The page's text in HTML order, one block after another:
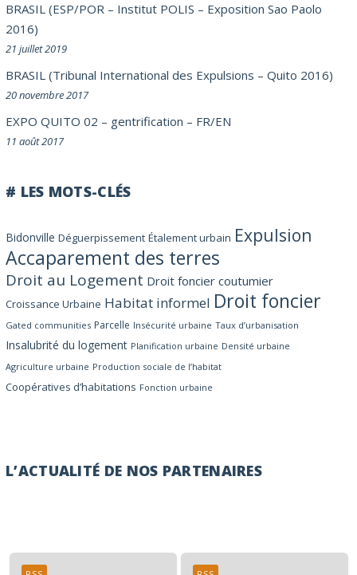
BRASIL (ESP/POR – Institut POLIS – Exposition Sao Paolo
2016)
21 juillet 2019
BRASIL (Tribunal International des Expulsions – Quito 2016)
20 novembre 2017
EXPO QUITO 02 – gentrification – FR/EN
11 août 2017
# LES MOTS-CLÉS
Bidonville Déguerpissement Étalement urbain Expulsion
Accaparement des terres
Droit au Logement Droit foncier coutumier
Croissance Urbaine Habitat informel Droit foncier
Gated communities Parcelle Insécurité urbaine Taux d’urbanisation
Insalubrité du logement Planification urbaine Densité urbaine
Agriculture urbaine Production sociale de l’habitat
Coopératives d’habitations Fonction urbaine
L’ACTUALITÉ DE NOS PARTENAIRES